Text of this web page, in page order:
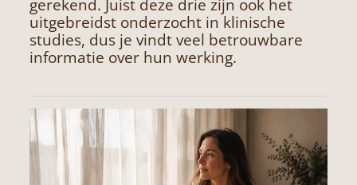
gerekend. Juist deze drie zijn ook het
uitgebreidst onderzocht in klinische
studies, dus je vindt veel betrouwbare
informatie over hun werking.